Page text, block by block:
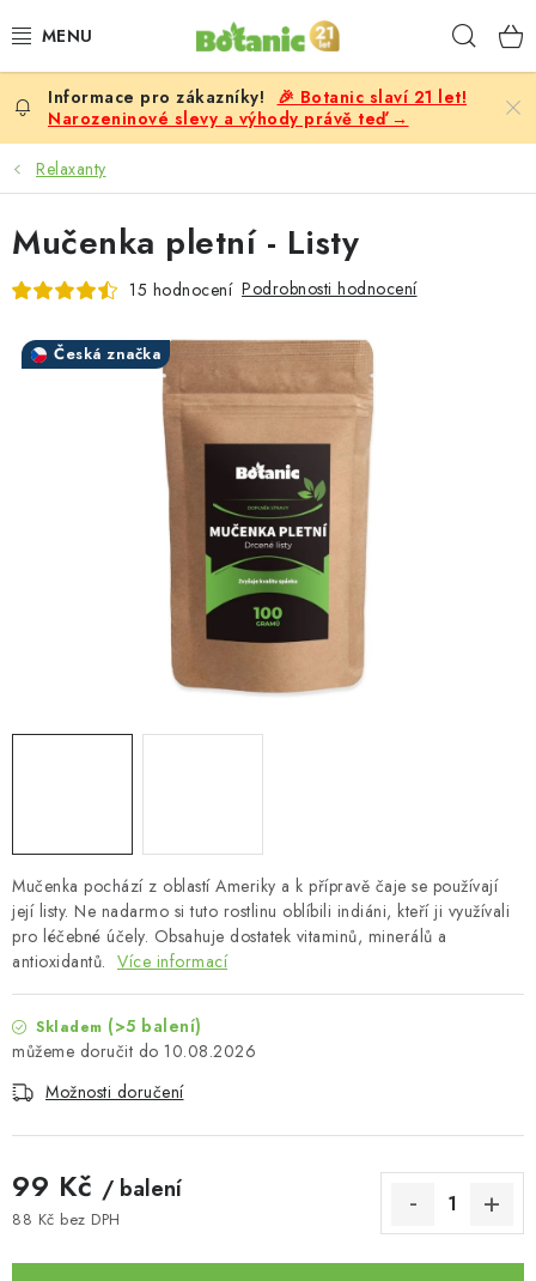
na
PREMIUM
DOPLŇKY STRAVY
CÍLE
POTRAVINY, NÁPOJE
SLEVY, AKCE
Doprava a platba Recenze
Věrnostní program
🎉 Botanic slaví 21 let!
Narozeninové slevy a výhody právě teď →
Relaxanty
Mučenka pochází z oblastí Ameriky a k přípravě čaje se používají
její listy. Ne nadarmo si tuto rostlinu oblíbili indiáni, kteří ji využívali
pro léčebné účely. Obsahuje dostatek vitaminů, minerálů a
antioxidantů. Více informací
Skladem (>5 balení)
10.08.2026
Možnosti doručení
99 Kč / balení
88 Kč bez DPH
Mučenka pletní - Listy
15 hodnocení Podrobnosti hodnocení
Česká značka